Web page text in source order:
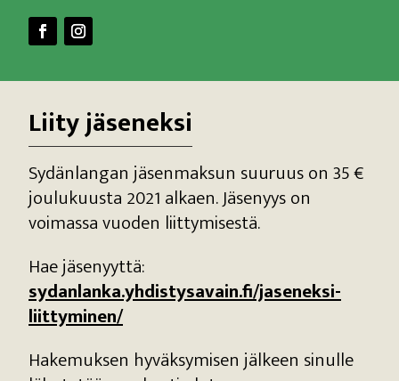
Liity jäseneksi
Sydänlangan jäsenmaksun suuruus on 35 €
joulukuusta 2021 alkaen. Jäsenyys on
voimassa vuoden liittymisestä.
Hae jäsenyyttä:
sydanlanka.yhdistysavain.fi/jaseneksi-
liittyminen/
Hakemuksen hyväksymisen jälkeen sinulle